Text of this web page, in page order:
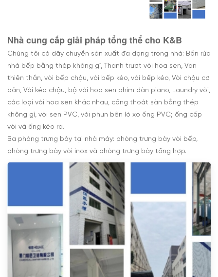
Nhà cung cấp giải pháp tổng thể cho K&B
Chúng tôi có dây chuyền sản xuất đa dạng trong nhà: Bồn rửa
nhà bếp bằng thép không gỉ, Thanh trượt vòi hoa sen, Van
thiên thần, vòi bếp chậu, vòi bếp kéo, vòi bếp kéo, Vòi chậu cơ
bản, Vòi kéo chậu, bộ vòi hoa sen phím đàn piano, Laundry vòi,
các loại vòi hoa sen khác nhau, cống thoát sàn bằng thép
không gỉ, vòi sen PVC, vòi phun bên lò xo ống PVC; ống cấp
vòi và ống kéo ra.
Ba phòng trưng bày tại nhà máy: phòng trưng bày vòi bếp,
phòng trưng bày vòi inox và phòng trưng bày tổng hợp.